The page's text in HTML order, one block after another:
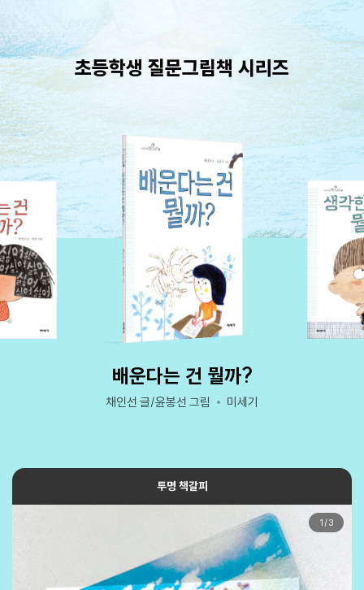
초등학생 질문그림책 시리즈
배운다는 건 뭘까?
채인선 글/윤봉선 그림 미세기
투명 책갈피
1 /3